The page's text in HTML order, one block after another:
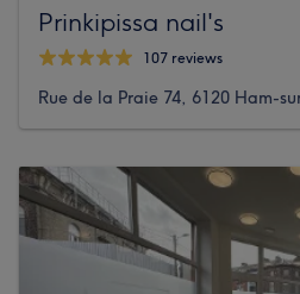
Prinkipissa nail's
107 reviews
Rue de la Praie 74, 6120 Ham-